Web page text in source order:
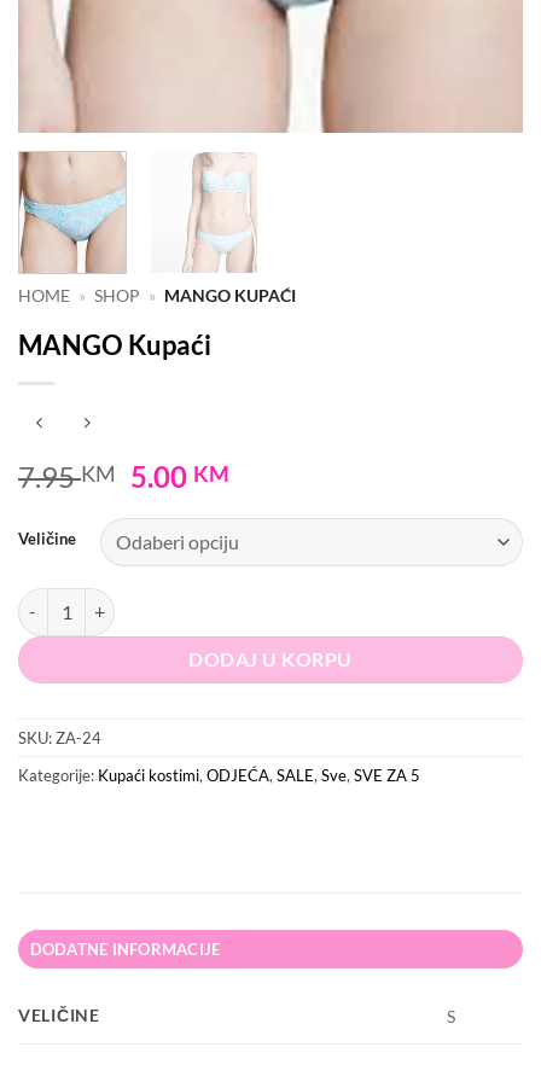
HOME » SHOP » MANGO KUPAĆI
MANGO Kupaći
7.95KM
Original
was:
7.95 KM.
5.00 KM
is:
5.00 KM.
Veličine
MANGO Kupaći količina
DODAJ U KORPU
SKU:ZA-24
Kategorije: Kupaći kostimi, ODJEĆA, SALE, Sve, SVE ZA 5
DODATNE INFORMACIJE
VELIČINE S